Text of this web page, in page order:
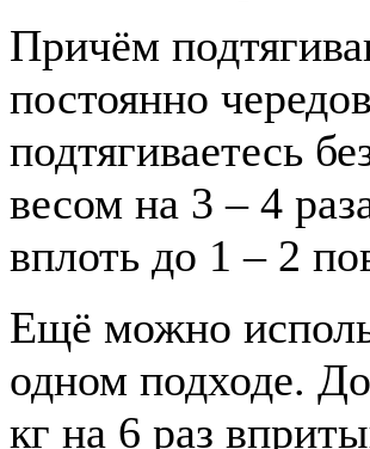
Причём
постоянно
подтягиваетесь
весом на 3 – 4
вплоть до 1 – 2
Ещё можно
одном подходе.
кг на 6 раз